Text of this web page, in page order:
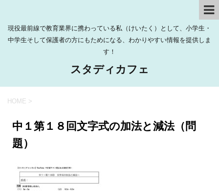
現役最前線で教育業界に携わっている私（けいたく）として、小学生・
中学生そして保護者の方にもためになる、わかりやすい情報を提供しま
す！
スタディカフェ
HOME >
中１第１８回文字式の加法と減法（問
題）